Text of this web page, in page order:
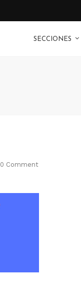
SECCIONES
0 Comment